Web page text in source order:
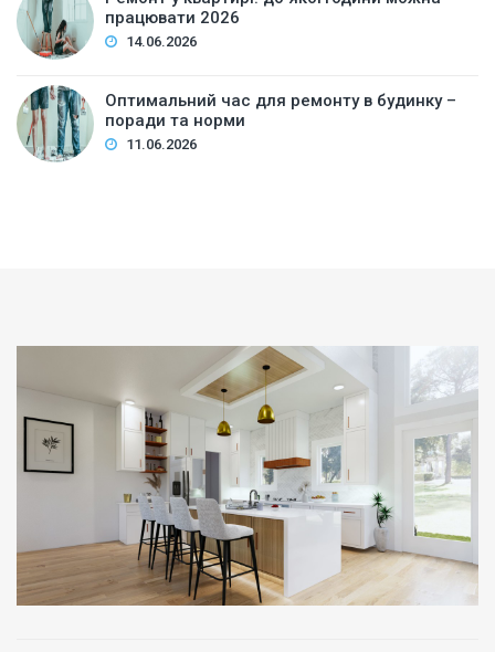
працювати 2026
14.06.2026
Оптимальний час для ремонту в будинку –
поради та норми
11.06.2026